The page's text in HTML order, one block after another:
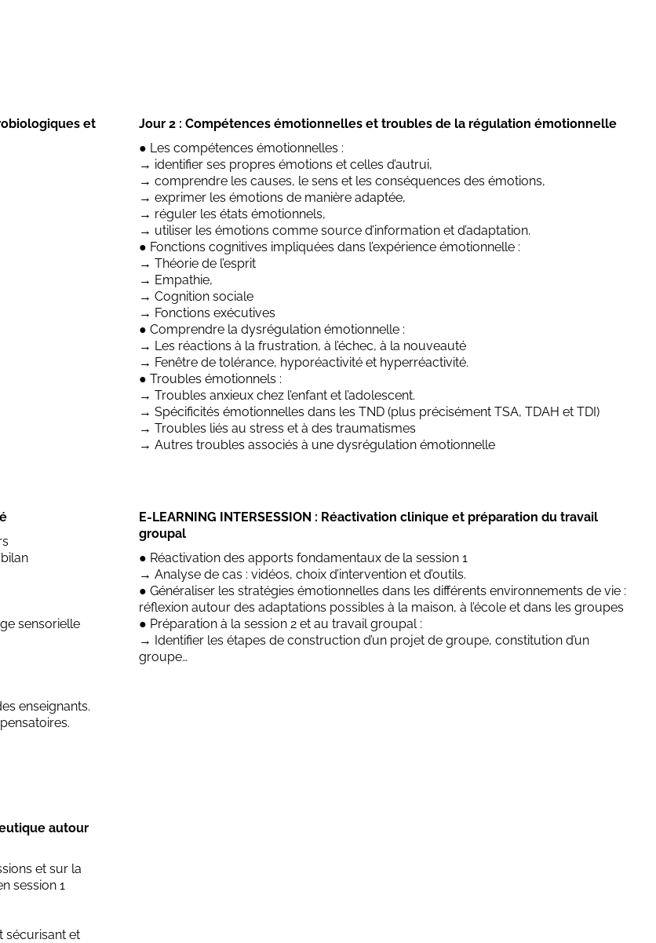
et
Jour 2 : Compétences émotionnelles et troubles de la régulation émotionnelle
● Les compétences émotionnelles :
→ identifier ses propres émotions et celles d’autrui,
→ comprendre les causes, le sens et les conséquences des émotions,
→ exprimer les émotions de manière adaptée,
→ réguler les états émotionnels,
→ utiliser les émotions comme source d’information et d’adaptation.
● Fonctions cognitives impliquées dans l’expérience émotionnelle :
→ Théorie de l’esprit
→ Empathie,
→ Cognition sociale
→ Fonctions exécutives
● Comprendre la dysrégulation émotionnelle :
→ Les réactions à la frustration, à l’échec, à la nouveauté
→ Fenêtre de tolérance, hyporéactivité et hyperréactivité.
● Troubles émotionnels :
→ Troubles anxieux chez l’enfant et l’adolescent.
→ Spécificités émotionnelles dans les TND (plus précisément TSA, TDAH et TDI)
→ Troubles liés au stress et à des traumatismes
→ Autres troubles associés à une dysrégulation émotionnelle
sensorielle
enseignants.
E-LEARNING INTERSESSION : Réactivation clinique et préparation du travail
groupal
● Réactivation des apports fondamentaux de la session 1
→ Analyse de cas : vidéos, choix d’intervention et d’outils.
● Généraliser les stratégies émotionnelles dans les différents environnements de vie :
réflexion autour des adaptations possibles à la maison, à l’école et dans les groupes
● Préparation à la session 2 et au travail groupal :
→ Identifier les étapes de construction d’un projet de groupe, constitution d’un
groupe…
autour
et sur la
session 1
sécurisant et